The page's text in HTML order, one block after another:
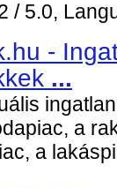
/ 5.0,
-
...
a
a